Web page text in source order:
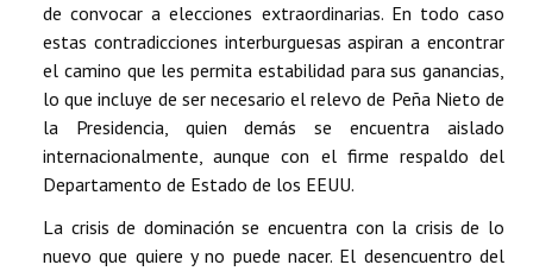
de convocar a elecciones extraordinarias. En todo caso
estas contradicciones interburguesas aspiran a encontrar
el camino que les permita estabilidad para sus ganancias,
lo que incluye de ser necesario el relevo de Peña Nieto de
la Presidencia, quien demás se encuentra aislado
internacionalmente, aunque con el firme respaldo del
Departamento de Estado de los EEUU.
La crisis de dominación se encuentra con la crisis de lo
nuevo que quiere y no puede nacer. El desencuentro del